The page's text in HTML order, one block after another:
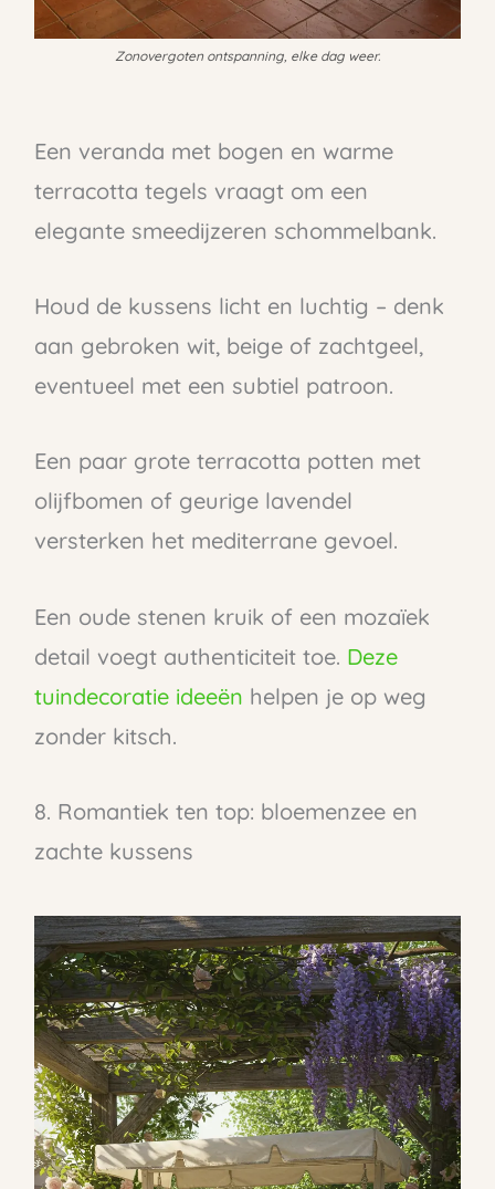
Zonovergoten ontspanning, elke dag weer.
Een veranda met bogen en warme
terracotta tegels vraagt om een
elegante smeedijzeren schommelbank.
Houd de kussens licht en luchtig – denk
aan gebroken wit, beige of zachtgeel,
eventueel met een subtiel patroon.
Een paar grote terracotta potten met
olijfbomen of geurige lavendel
versterken het mediterrane gevoel.
Een oude stenen kruik of een mozaïek
detail voegt authenticiteit toe. Deze
tuindecoratie ideeën helpen je op weg
zonder kitsch.
8. Romantiek ten top: bloemenzee en
zachte kussens